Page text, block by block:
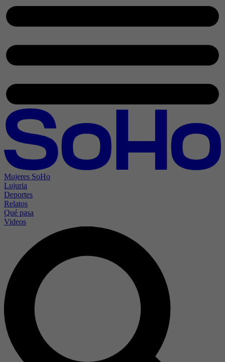
Mujeres SoHo
Lujuria
Deportes
Relatos
Qué pasa
Videos